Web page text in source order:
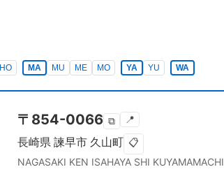
HO MA MU ME MO YA YU WA
〒 854-0066 ⧉ 📍
長崎県 諫早市 久山町 📋
NAGASAKI KEN ISAHAYA SHI KUYAMAMACHI